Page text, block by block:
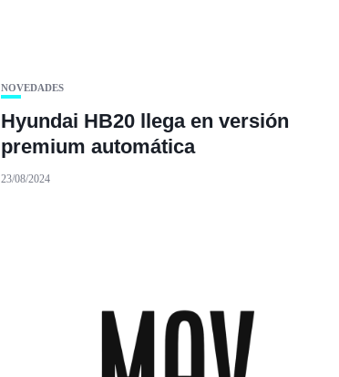
NOVEDADES
Hyundai HB20 llega en versión
premium automática
23/08/2024